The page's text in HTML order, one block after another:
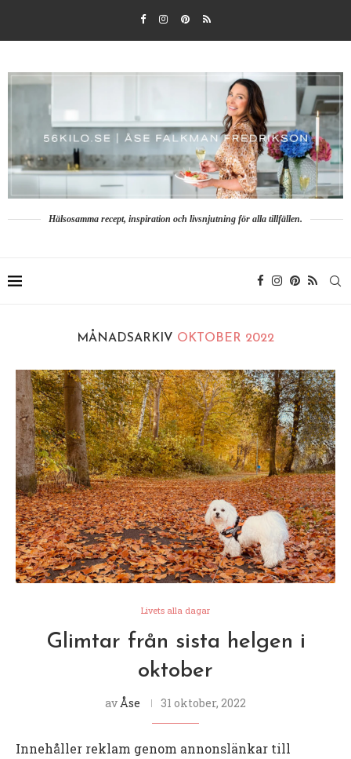
Hälsosamma recept, inspiration och livsnjutning för alla tillfällen.
MÅNADSARKIV OKTOBER 2022
Livets alla dagar
Glimtar från sista helgen i
oktober
av Åse 31 oktober, 2022
Innehåller reklam genom annonslänkar till